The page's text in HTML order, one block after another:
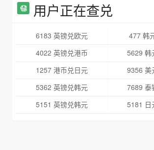
用户正在查兑
6183 英镑兑欧元 477 韩
4022 英镑兑港币
5629 韩
1257 港币兑日元
9356 美
5362 英镑兑韩元
7689 泰
5151 英镑兑韩元
5181 日